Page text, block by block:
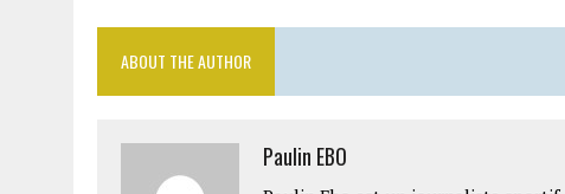
ABOUT THE AUTHOR
Paulin EBO